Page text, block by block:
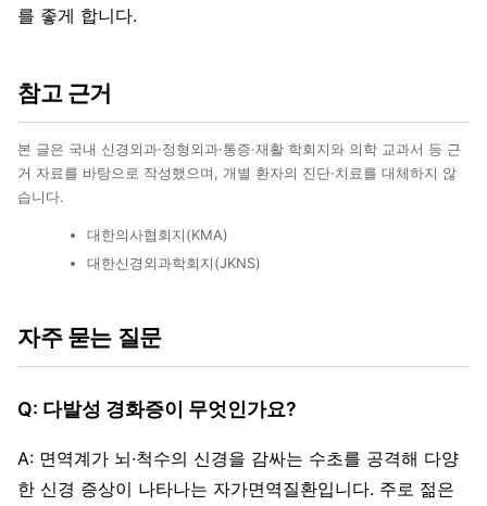
를 좋게 합니다.
참고 근거
본 글은 국내 신경외과·정형외과·통증·재활 학회지와 의학 교과서 등 근
거 자료를 바탕으로 작성했으며, 개별 환자의 진단·치료를 대체하지 않
습니다.
대한의사협회지(KMA)
대한신경외과학회지(JKNS)
자주 묻는 질문
Q: 다발성 경화증이 무엇인가요?
A: 면역계가 뇌·척수의 신경을 감싸는 수초를 공격해 다양
한 신경 증상이 나타나는 자가면역질환입니다. 주로 젊은